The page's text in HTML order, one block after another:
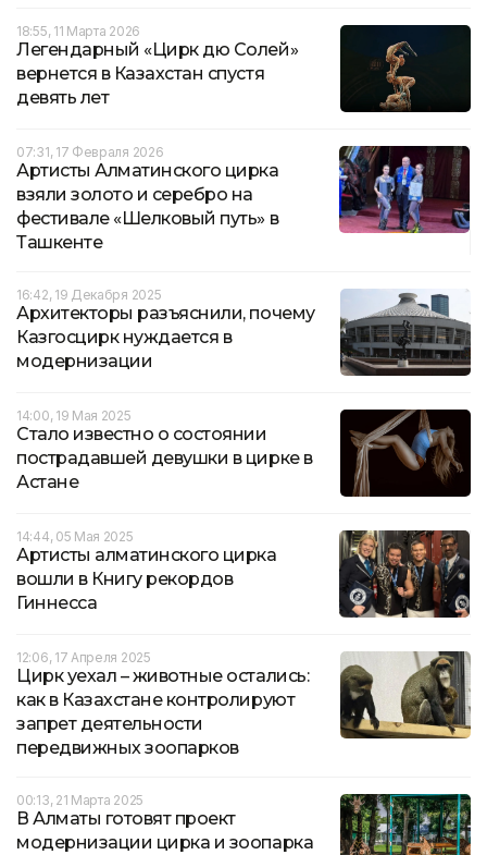
18:55, 11 Марта 2026
Легендарный «Цирк дю Солей»
вернется в Казахстан спустя
девять лет
07:31, 17 Февраля 2026
Артисты Алматинского цирка
взяли золото и серебро на
фестивале «Шелковый путь» в
Ташкенте
16:42, 19 Декабря 2025
Архитекторы разъяснили, почему
Казгосцирк нуждается в
модернизации
14:00, 19 Мая 2025
Стало известно о состоянии
пострадавшей девушки в цирке в
Астане
14:44, 05 Мая 2025
Артисты алматинского цирка
вошли в Книгу рекордов
Гиннесса
12:06, 17 Апреля 2025
Цирк уехал – животные остались:
как в Казахстане контролируют
запрет деятельности
передвижных зоопарков
00:13, 21 Марта 2025
В Алматы готовят проект
модернизации цирка и зоопарка